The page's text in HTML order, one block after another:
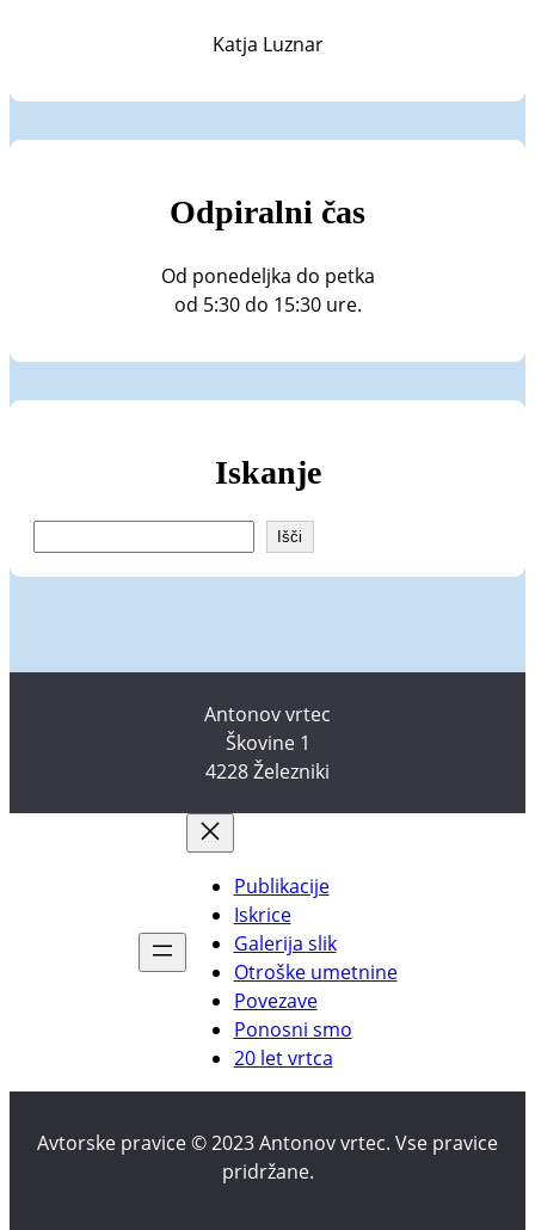
Katja Luznar
Odpiralni čas
Od ponedeljka do petka
od 5:30 do 15:30 ure.
Iskanje
Išči
Antonov vrtec
Škovine 1
4228 Železniki
Publikacije
Iskrice
Galerija slik
Otroške umetnine
Povezave
Ponosni smo
20 let vrtca
Avtorske pravice © 2023 Antonov vrtec. Vse pravice
pridržane.